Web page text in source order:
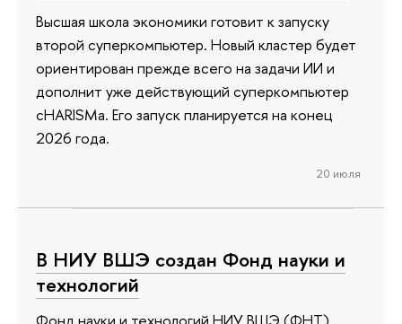
Высшая школа экономики готовит к запуску
второй суперкомпьютер. Новый кластер будет
ориентирован прежде всего на задачи ИИ и
дополнит уже действующий суперкомпьютер
cHARISMa. Его запуск планируется на конец
2026 года.
20 июля
В НИУ ВШЭ создан Фонд науки и
технологий